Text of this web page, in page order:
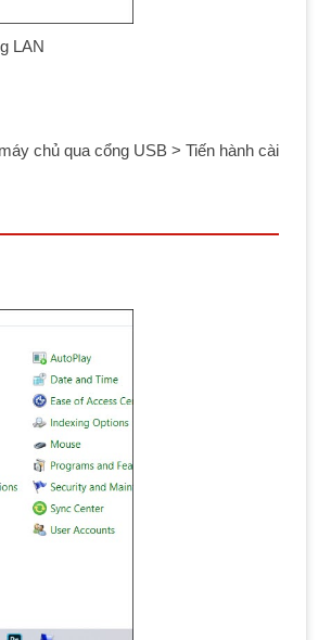
LAN
chủ qua cổng USB > Tiến hành cài